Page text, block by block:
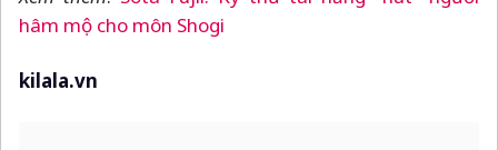
hâm mộ cho môn Shogi
kilala.vn